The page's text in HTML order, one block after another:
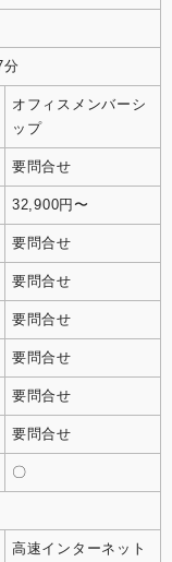
オフィスメンバーシ
ップ
要問合せ
32,900円〜
要問合せ
要問合せ
要問合せ
要問合せ
要問合せ
要問合せ
〇
高速インターネット